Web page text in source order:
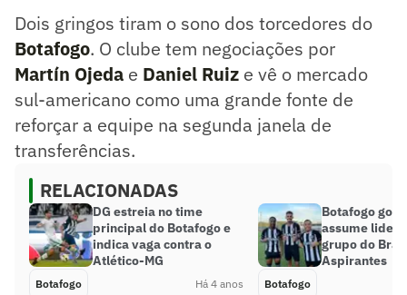
Dois gringos tiram o sono dos torcedores do
Botafogo. O clube tem negociações por
Martín Ojeda e Daniel Ruiz e vê o mercado
sul-americano como uma grande fonte de
reforçar a equipe na segunda janela de
transferências.
RELACIONADAS
DG estreia no time
principal do Botafogo e
indica vaga contra o
Atlético-MG
Botafogo Há 4 anos
Botafogo
assume
grupo do
Aspirantes
Botafogo